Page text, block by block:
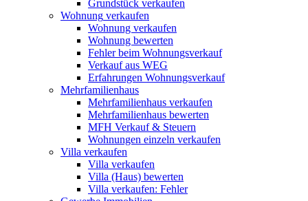
Grundstück verkaufen
Wohnung verkaufen
Wohnung verkaufen
Wohnung bewerten
Fehler beim Wohnungsverkauf
Verkauf aus WEG
Erfahrungen Wohnungsverkauf
Mehrfamilienhaus
Mehrfamilienhaus verkaufen
Mehrfamilienhaus bewerten
MFH Verkauf & Steuern
Wohnungen einzeln verkaufen
Villa verkaufen
Villa verkaufen
Villa (Haus) bewerten
Villa verkaufen: Fehler